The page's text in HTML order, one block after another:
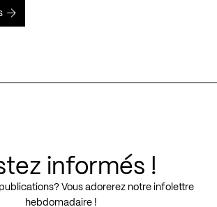
informés !
Vous adorerez notre infolettre
hebdomadaire !